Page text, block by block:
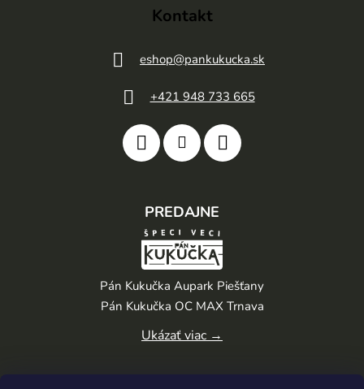
Kontakt
eshop@pankukucka.sk
+421 948 733 665
PREDAJNE
Pán Kukučka Aupark Piešťany
Pán Kukučka OC MAX Trnava
Ukázať viac →